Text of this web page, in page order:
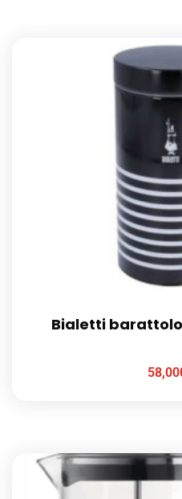
Bialetti